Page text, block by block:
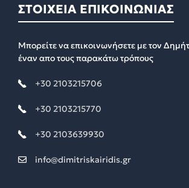
ΣΤΟΙΧΕΙΑ ΕΠΙΚΟΙΝΩΝΙΑΣ
Μπορείτε να επικοινωνήσετε με τον
έναν απο τους παρακάτω τρόπους
+30 2103215706
+30 2103215770
+30 2103639930
info@dimitriskairidis.gr